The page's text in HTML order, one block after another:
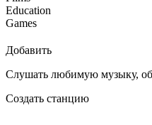
Education
Games
Добавить
Слушать любимую музыку,
Создать станцию